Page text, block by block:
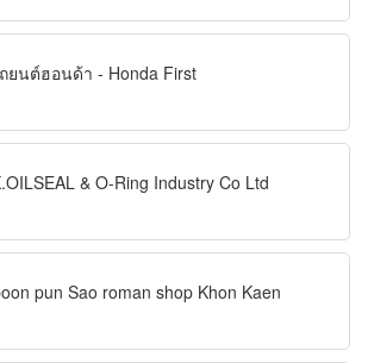
ยนต์ฮอนด้า - Honda First
& O-Ring Industry Co Ltd
pun Sao roman shop Khon Kaen